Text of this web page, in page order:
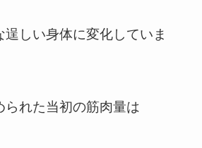
しい身体に変化していま
られた当初の筋肉量は